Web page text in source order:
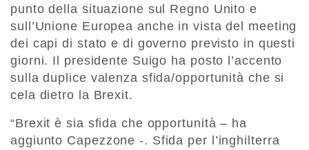
punto della situazione sul Regno Unito e
sull’Unione Europea anche in vista del meeting
dei capi di stato e di governo previsto in questi
giorni. Il presidente Suigo ha posto l’accento
sulla duplice valenza sfida/opportunità che si
cela dietro la Brexit.
“Brexit è sia sfida che opportunità – ha
aggiunto Capezzone -. Sfida per l’inghilterra